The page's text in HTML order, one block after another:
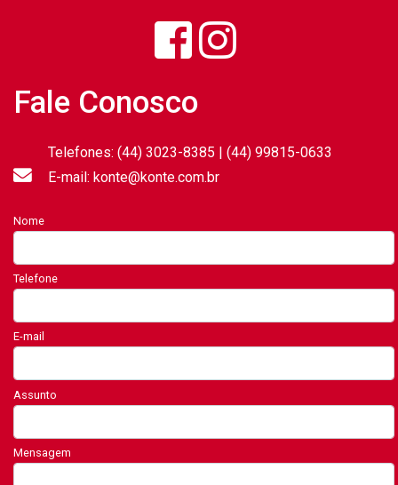
Fale Conosco
Telefones: (44) 3023-8385 | (44) 99815-0633
E-mail: konte@konte.com.br
Nome
Telefone
E-mail
Assunto
Mensagem